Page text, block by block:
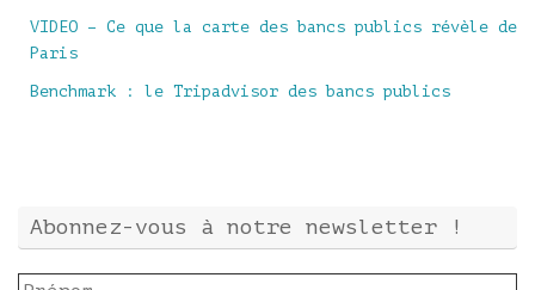
VIDEO – Ce que la carte des bancs publics révèle de
Paris
Benchmark : le Tripadvisor des bancs publics
Abonnez-vous à notre newsletter !